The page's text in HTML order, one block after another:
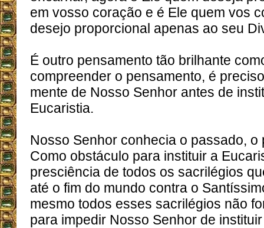
em vosso coração e é Ele quem vos
desejo proporcional apenas ao seu
É outro pensamento tão brilhante
compreender o pensamento, é
mente de Nosso Senhor antes de
Eucaristia.
Nosso Senhor conhecia o passado, o
Como obstáculo para instituir a
presciência de todos os sacrilégios
até o fim do mundo contra o
mesmo todos esses sacrilégios não
para impedir Nosso Senhor de